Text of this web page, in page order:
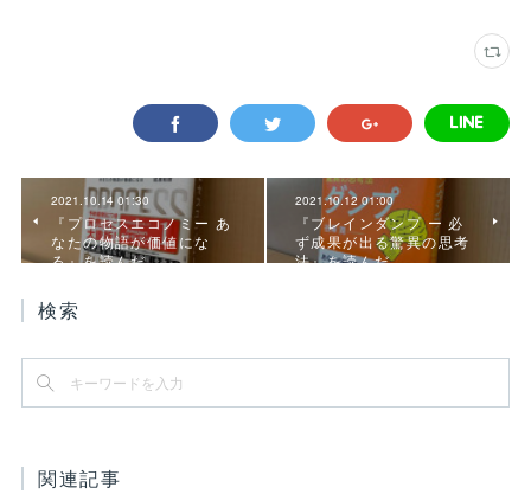
2021.10.14 01:30
『プロセスエコノミー あ
なたの物語が価値にな
る』を読んだ
2021.10.12 01:00
『ブレインダンプ ー 必
ず成果が出る驚異の思考
法』を読んだ
検索
関連記事